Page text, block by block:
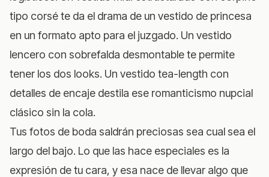
tipo corsé te da el drama de un vestido de princesa
en un formato apto para el juzgado. Un vestido
lencero con sobrefalda desmontable te permite
tener los dos looks. Un vestido tea-length con
detalles de encaje destila ese romanticismo nupcial
clásico sin la cola.
Tus fotos de boda saldrán preciosas sea cual sea el
largo del bajo. Lo que las hace especiales es la
expresión de tu cara, y esa nace de llevar algo que